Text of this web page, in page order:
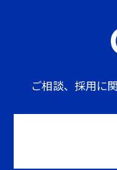
ご相談、採用に